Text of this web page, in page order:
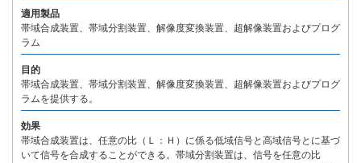
適用製品
帯域合成装置、帯域分割装置、解像度変換装置、超解像装置およびプログ
ラム
目的
帯域合成装置、帯域分割装置、解像度変換装置、超解像装置およびプログ
ラムを提供する。
効果
帯域合成装置は、任意の比（Ｌ：Ｈ）に係る低域信号と高域信号とに基づ
いて信号を合成することができる。帯域分割装置は、信号を任意の比